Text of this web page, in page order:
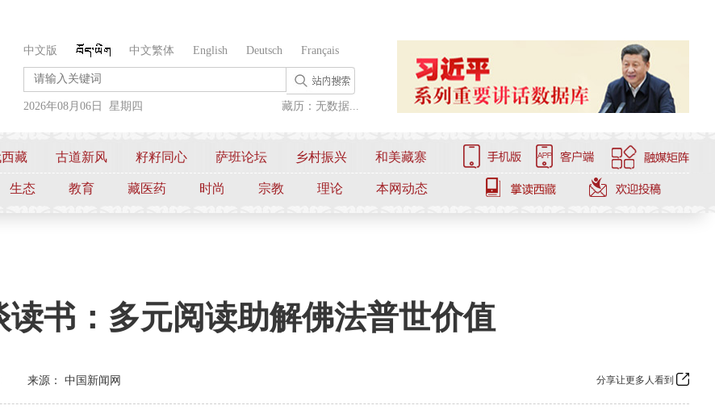
中文版 中文繁体 English Deutsch Français
2026年08月06日 星期四 藏历：无数据...
藏 古道新风 籽籽同心 萨班论坛 乡村振兴 和美藏寨
生态 教育 藏医药 时尚 宗教 理论 本网动态
读书：多元阅读助解佛法普世价值
来源： 中国新闻网 分享让更多人看到